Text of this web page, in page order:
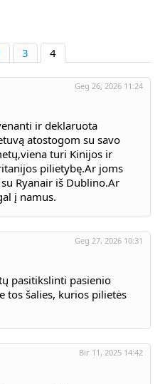
3 4
Geg 26, 2026 11:24
ir deklaruota
atostogom su savo
turi Kinijos ir
pilietybę.Ar joms
Ryanair iš Dublino.Ar
į namus.
Geg 27, 2026 10:31
pasitikslinti pasienio
tos šalies, kurios pilietės
Bir 11, 2025 14:42